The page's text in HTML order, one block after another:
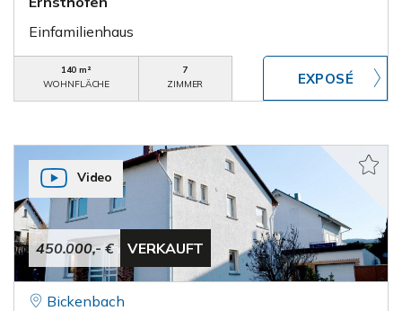
Einfamilienhaus
140 m²
WOHNFLÄCHE
7
ZIMMER
450.000,- € VERKAUFT
Video
Bickenbach